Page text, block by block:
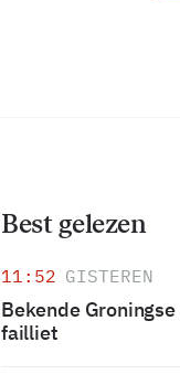
Best gelezen
11:52 GISTEREN
Bekende
failliet